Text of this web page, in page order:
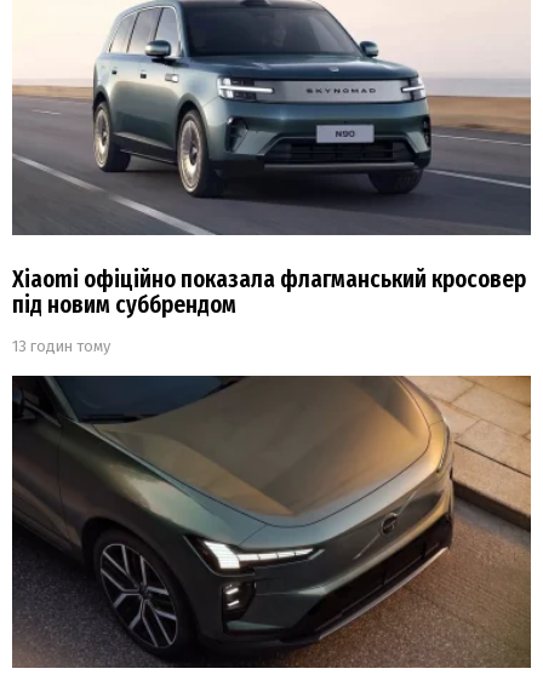
Xiaomi офіційно показала флагманський кросовер
під новим суббрендом
13 годин тому